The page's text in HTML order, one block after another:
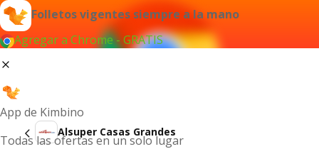
Folletos vigentes siempre a la mano
Agregar a Chrome - GRATIS
App de Kimbino
Todas las ofertas en un solo lugar
Alsuper Casas Grandes